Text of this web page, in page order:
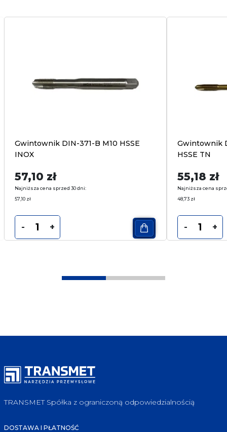
Gwintownik DIN-371-B M10 HSSE
INOX
57,10 zł
Najniższa cena sprzed 30 dni:
57,10 zł
- +
Gwintownik
HSSE TN
55,18 zł
Najniższa cena
48,73 zł
- +
TRANSMET Spółka z ograniczoną odpowiedzialnością
DOSTAWA I PŁATNOŚĆ